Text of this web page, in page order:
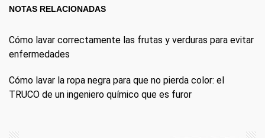
NOTAS RELACIONADAS
Cómo lavar correctamente las frutas y verduras para evitar
enfermedades
Cómo lavar la ropa negra para que no pierda color: el
TRUCO de un ingeniero químico que es furor